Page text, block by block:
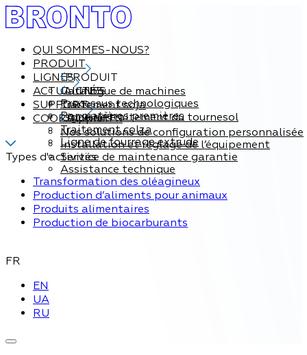
QUI SOMMES-NOUS?
PRODUIT
PRODUIT
Catalogue de machines
Processus technologiques
Par matières premières
LIGNES
LIGNES
Traitement soja
Ligne de traitement du tournesol
Traitement colza
Ligne de fourrage extrude
ACTUALITÉS
SUPPORT
Support
Nos solutions de configuration personnalisée
Installation et réglage de l’équipement
Service de maintenance garantie
Assistance technique
COORDONNÉES
Types d'activités
Transformation des oléagineux
Production d’aliments pour animaux
Produits alimentaires
Production de biocarburants
FR
EN
UA
RU